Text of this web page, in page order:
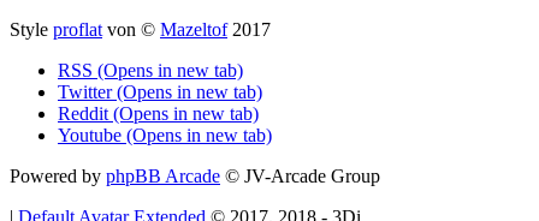
Style proflat von © Mazeltof2017
RSS (Opens in new tab)
Twitter (Opens in new tab)
Reddit (Opens in new tab)
Youtube (Opens in new tab)
Powered by phpBB Arcade © JV-Arcade Group
| Default Avatar Extended © 2017, 2018 - 3Di